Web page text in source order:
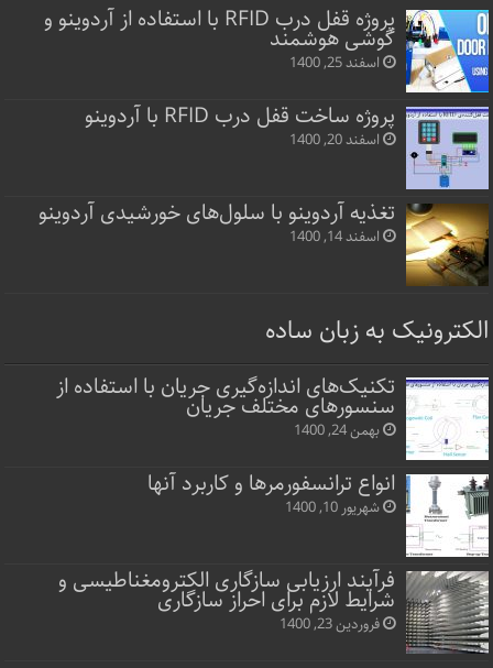
پروژه قفل‌ درب RFID با استفاده از آردوینو و
گوشی هوشمند
اسفند 25, 1400
پروژه ساخت قفل‌ درب RFID با آردوینو
اسفند 20, 1400
تغذیه آردوینو با سلول‌های خورشیدی آردوینو
اسفند 14, 1400
الکترونیک به زبان ساده
تکنیک‌های اندازه‌گیری جریان با استفاده از
سنسورهای مختلف جریان
بهمن 24, 1400
انواع ترانسفورمرها و کاربرد آنها
شهریور 10, 1400
فرآیند ارزیابی سازگاری الکترومغناطیسی و
شرایط لازم برای احراز سازگاری
فروردین 23, 1400